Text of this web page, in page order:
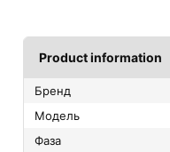
Product information
Бренд
Модель
Фаза